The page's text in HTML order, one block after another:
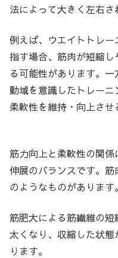
法によって大きく左右さ
例えば、ウエイトトレ
指す場合、筋肉が短縮
る可能性があります。
動域を意識したトレー
柔軟性を維持・向上させ
筋力向上と柔軟性の関
伸展のバランスです。
のようなものがあります。
筋肥大による筋繊維の
太くなり、収縮した状
ります。